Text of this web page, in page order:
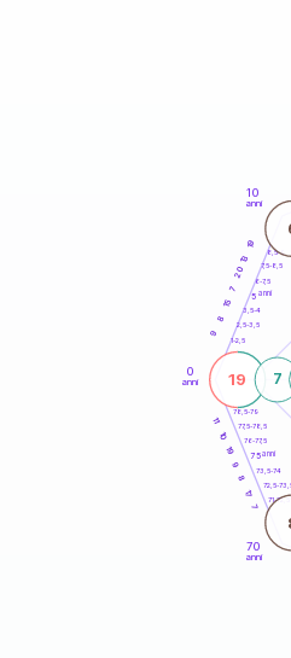
0
anni
10
anni
70
anni
1-2,5
2,5-3,5
3,5-4
6-7,5
7,5-8,5
8,5-9
71-72,5
72,5-
73,5-74
76-77,5
77,5-78,5
78,5-79
9
8
15
7
20
13
19
7
17
8
9
19
10
11
19 7
5 anni
75anni